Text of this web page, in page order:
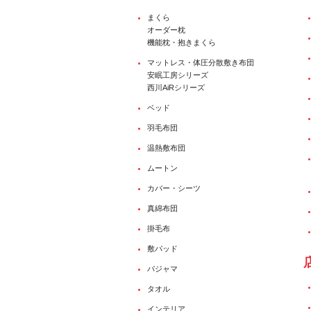
まくら
オーダー枕
機能枕・抱きまくら
マットレス・体圧分散敷き布団
安眠工房シリーズ
西川AiRシリーズ
ベッド
羽毛布団
温熱敷布団
ムートン
カバー・シーツ
真綿布団
掛毛布
敷パッド
パジャマ
タオル
インテリア